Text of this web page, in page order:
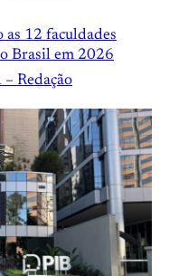
as 12 faculdades
Brasil em 2026
Redação